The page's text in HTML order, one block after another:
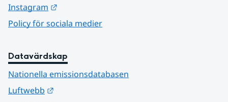
Instagram
Policy för sociala medier
Datavärdskap
Nationella emissionsdatabasen
Luftwebb